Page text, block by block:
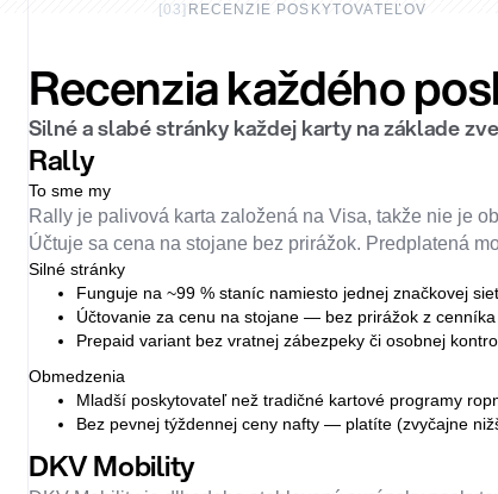
[03] RECENZIE POSKYTOVATEĽOV
Recenzia každého
Silné a slabé stránky každej karty na základe
Rally
To sme my
Rally je palivová karta založená na Visa, takže nie je
Účtuje sa cena na stojane bez prirážok. Predplatená
Silné stránky
Funguje na ~99 % staníc namiesto jednej značkovej
Účtovanie za cenu na stojane — bez prirážok z
Prepaid variant bez vratnej zábezpeky či osobnej
Obmedzenia
Mladší poskytovateľ než tradičné kartové programy
Bez pevnej týždennej ceny nafty — platíte (zvyčajne
DKV Mobility